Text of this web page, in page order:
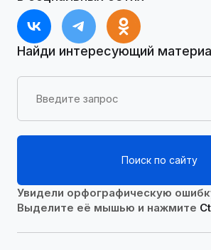
Найди интересующий
Поиск по сайту
Увидели орфографическую
Выделите её мышью и нажмите